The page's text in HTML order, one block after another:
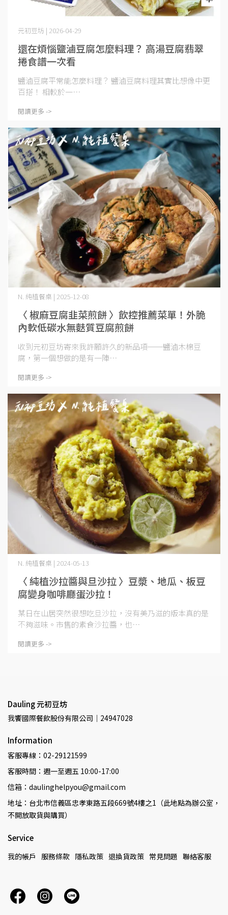
還在煩惱鹽滷豆腐怎麼料理？ 高湯豆腐翡翠
捲食譜一次看
元初豆坊 | 2026-04-29
鹽滷豆腐平常能怎麼料理？ 鹽滷豆腐料理其實比想像中更
百搭！ 相較於一⋯
閱讀更多 ->
〈 椒麻豆腐韭菜煎餅 〉飲控推薦菜單！外脆
內軟低碳水無麩質豆腐煎餅
N. 純植餐桌 | 2025-12-08
收到元初豆坊寄來我許願許久的新品項──鹽滷木棉豆
腐，第一個想做的是有一陣⋯
閱讀更多 ->
〈 純植沙拉醬與旦沙拉 〉豆漿、地瓜、板豆
腐變身咖啡廳蛋沙拉！
N. 純植餐桌 | 2024-05-13
某日在山居突然很想吃旦沙拉，沒有美乃滋的版本真的是
不夠滋味。市售的素食沙拉醬，也⋯
閱讀更多 ->
Dauling 元初豆坊
我饗國際餐飲股份有限公司｜24947028
Information
客服專線：02-29121599
客服時間：週一至週五 10:00-17:00
信箱：daulinghelpyou@gmail.com
地址：台北市信義區忠孝東路五段669號4樓之1（此地點為辦公室，
不開放取貨與購買）
Service
我的帳戶 服務條款 隱私政策 退換貨政策 常見問題 聯絡客服